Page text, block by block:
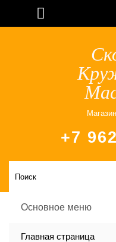
+7
Основное меню
Главная страница